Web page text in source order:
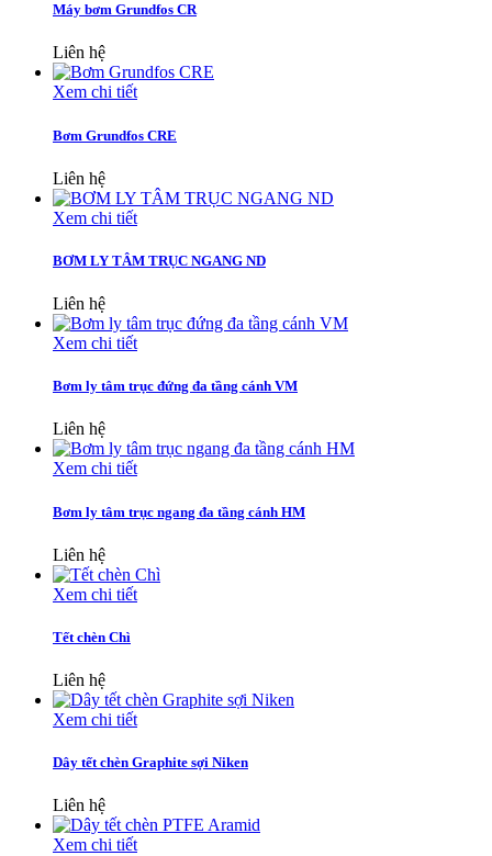
Máy bơm Grundfos CR
Liên hệ
Xem chi tiết
Bơm Grundfos CRE
Liên hệ
Xem chi tiết
BƠM LY TÂM TRỤC NGANG ND
Liên hệ
Xem chi tiết
Bơm ly tâm trục đứng đa tầng cánh VM
Liên hệ
Xem chi tiết
Bơm ly tâm trục ngang đa tầng cánh HM
Liên hệ
Xem chi tiết
Tết chèn Chì
Liên hệ
Xem chi tiết
Dây tết chèn Graphite sợi Niken
Liên hệ
Xem chi tiết